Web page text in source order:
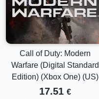
Call of Duty: Modern
Warfare (Digital Standard
Edition) (Xbox One) (US)
17.51 €